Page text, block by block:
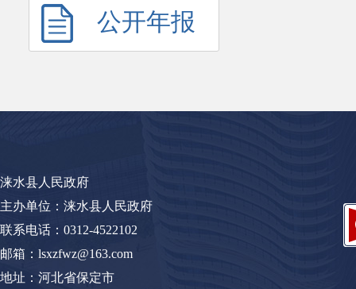
公开年报
涞水县人民政府
主办单位：涞水县人民政府
联系电话：0312-4522102
邮箱：lsxzfwz@163.com
地址：河北省保定市